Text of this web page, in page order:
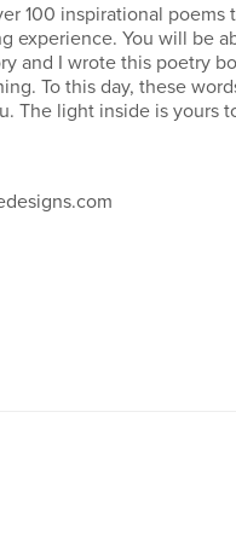
100 inspirational poems
experience. You will be
and I wrote this poetry
To this day, these
The light inside is yours